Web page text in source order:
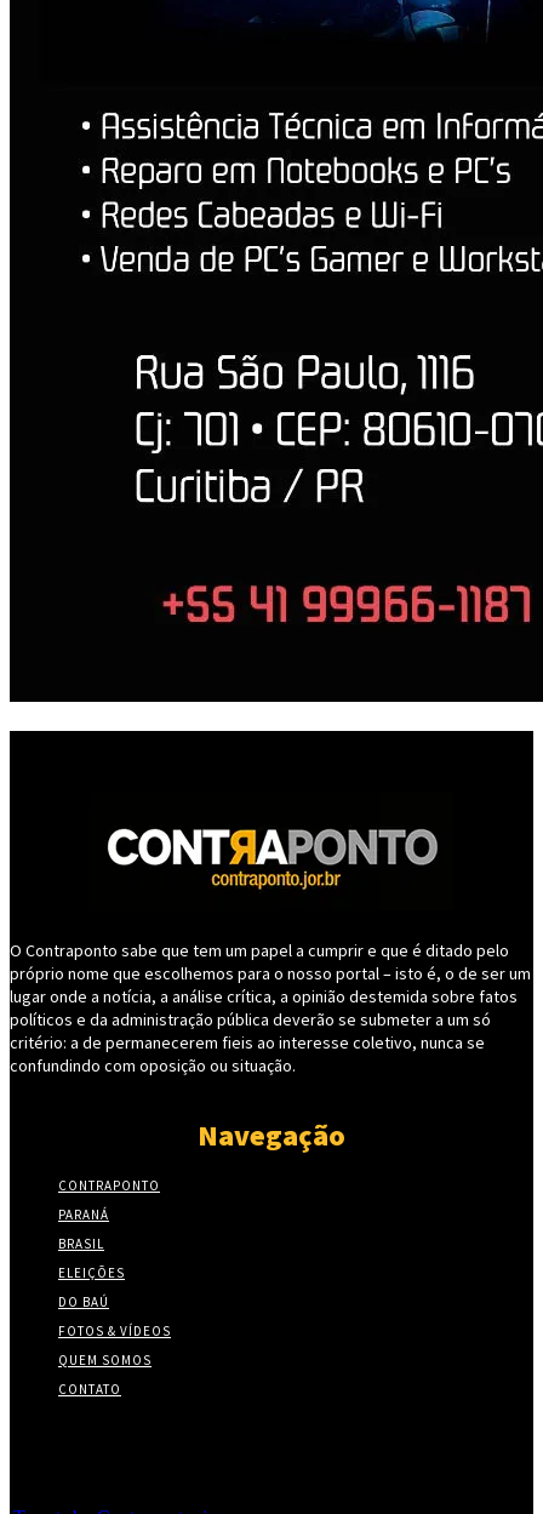
O Contraponto sabe que tem um papel a cumprir e que é ditado pelo
próprio nome que escolhemos para o nosso portal – isto é, o de ser um
lugar onde a notícia, a análise crítica, a opinião destemida sobre fatos
políticos e da administração pública deverão se submeter a um só
critério: a de permanecerem fieis ao interesse coletivo, nunca se
confundindo com oposição ou situação.
Navegação
CONTRAPONTO
PARANÁ
BRASIL
ELEIÇÕES
DO BAÚ
FOTOS & VÍDEOS
QUEM SOMOS
CONTATO